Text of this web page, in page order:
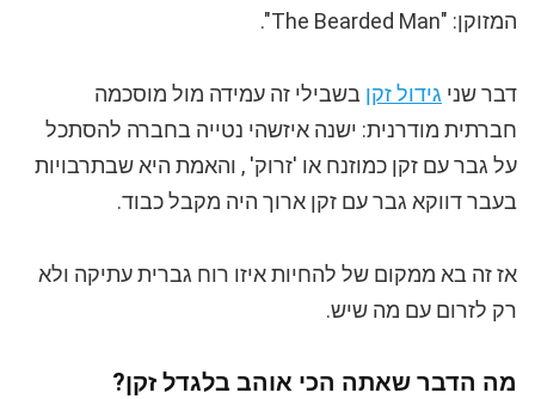
המזוקן: "The Bearded Man".
דבר שני גידול זקן בשבילי זה עמידה מול מוסכמה
חברתית מודרנית: ישנה איזשהי נטייה בחברה להסתכל
על גבר עם זקן כמוזנח או 'זרוק' , והאמת היא שבתרבויות
בעבר דווקא גבר עם זקן ארוך היה מקבל כבוד.
אז זה בא ממקום של להחיות איזו רוח גברית עתיקה ולא
רק לזרום עם מה שיש.
מה הדבר שאתה הכי אוהב בלגדל זקן?